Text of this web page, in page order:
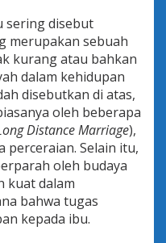
sering disebut
merupakan sebuah
kurang atau bahkan
dalam kehidupan
disebutkan di atas,
oleh beberapa
Distance Marriage),
perceraian. Selain itu,
oleh budaya
kuat dalam
bahwa tugas
kepada ibu.